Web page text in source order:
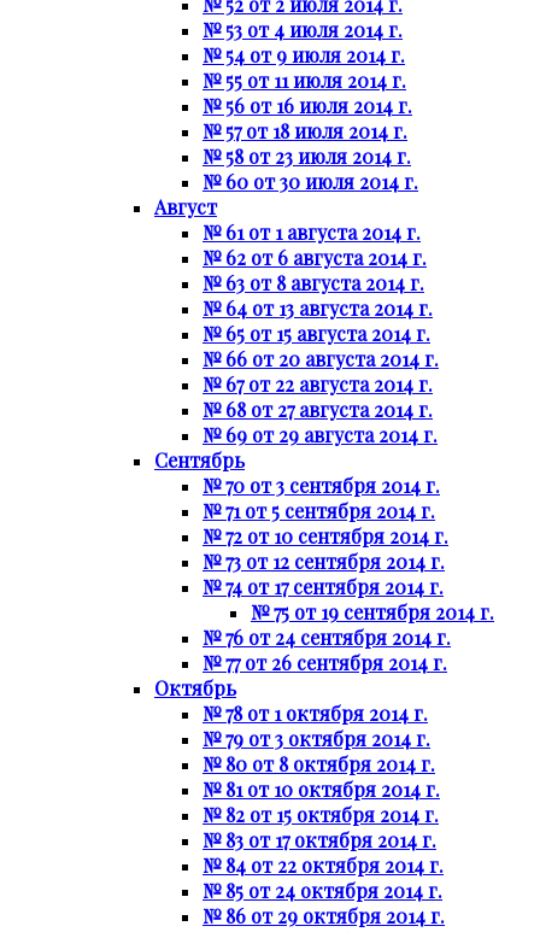
№ 53 от 4 июля 2014 г.
№ 54 от 9 июля 2014 г.
№ 55 от 11 июля 2014 г.
№ 56 от 16 июля 2014 г.
№ 57 от 18 июля 2014 г.
№ 58 от 23 июля 2014 г.
№ 60 от 30 июля 2014 г.
Август
№ 61 от 1 августа 2014 г.
№ 62 от 6 августа 2014 г.
№ 63 от 8 августа 2014 г.
№ 64 от 13 августа 2014 г.
№ 65 от 15 августа 2014 г.
№ 66 от 20 августа 2014 г.
№ 67 от 22 августа 2014 г.
№ 68 от 27 августа 2014 г.
№ 69 от 29 августа 2014 г.
Сентябрь
№ 70 от 3 сентября 2014 г.
№ 71 от 5 сентября 2014 г.
№ 72 от 10 сентября 2014 г.
№ 73 от 12 сентября 2014 г.
№ 74 от 17 сентября 2014 г.
№ 75 от 19 сентября 2014 г.
№ 76 от 24 сентября 2014 г.
№ 77 от 26 сентября 2014 г.
Октябрь
№ 78 от 1 октября 2014 г.
№ 79 от 3 октября 2014 г.
№ 80 от 8 октября 2014 г.
№ 81 от 10 октября 2014 г.
№ 82 от 15 октября 2014 г.
№ 83 от 17 октября 2014 г.
№ 84 от 22 октября 2014 г.
№ 85 от 24 октября 2014 г.
№ 86 от 29 октября 2014 г.